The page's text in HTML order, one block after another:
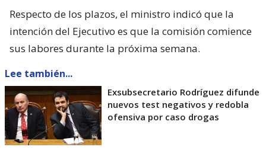
Respecto de los plazos, el ministro indicó que la
intención del Ejecutivo es que la comisión comience
sus labores durante la próxima semana.
Lee también...
Exsubsecretario Rodríguez difunde
nuevos test negativos y redobla
ofensiva por caso drogas